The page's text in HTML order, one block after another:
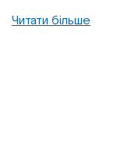
Читати більше